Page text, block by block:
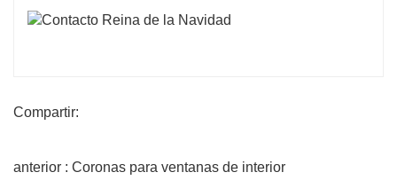
Compartir:
anterior : Coronas para ventanas de interior